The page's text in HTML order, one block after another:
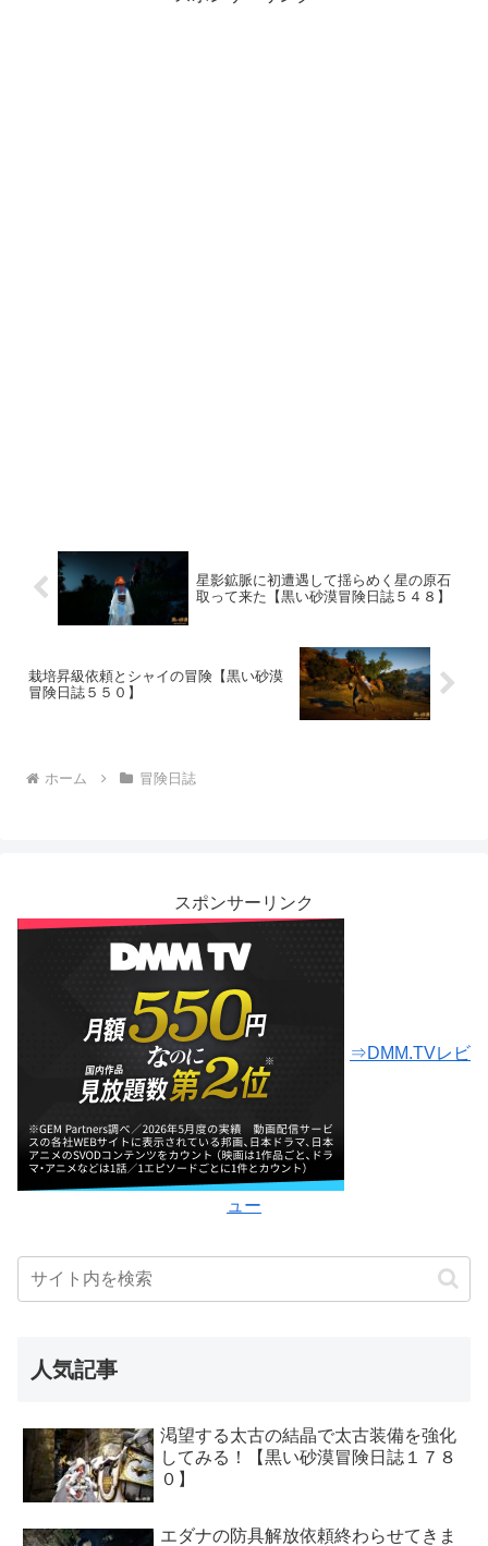
星影鉱脈に初遭遇して揺らめく星の原石
取って来た【黒い砂漠冒険日誌５４８】
栽培昇級依頼とシャイの冒険【黒い砂漠
冒険日誌５５０】
ホーム 冒険日誌
スポンサーリンク
⇒DMM.TVレビ
ュー
人気記事
渇望する太古の結晶で太古装備を強化
してみる！【黒い砂漠冒険日誌１７８
０】
エダナの防具解放依頼終わらせてきま